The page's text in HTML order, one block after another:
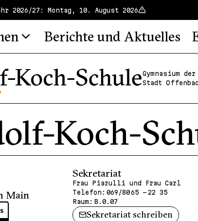
2026/27: Montag, 10. August 2026
Berichte und Aktuelles
Gymnasium der
Stadt
Main
Sekretariat
Frau Piarulli und Frau Carl
Telefon: 069/80 65 - 22 35
Raum: B.0.07
Sekretariat schreiben